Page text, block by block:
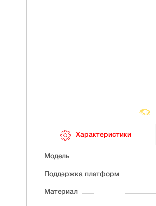
Характеристики
Модель
Поддержка платформ
Материал